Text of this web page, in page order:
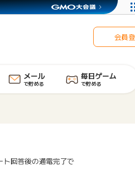
会員
メール
で貯める
毎日ゲーム
で貯める
ト回答後の通電完了で